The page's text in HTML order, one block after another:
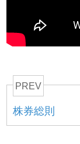
PREV
株券総則